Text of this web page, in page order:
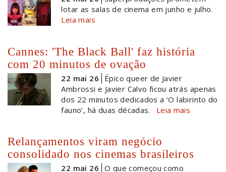
lotar as salas de cinema em junho e julho.
Leia mais
Cannes: 'The Black Ball' faz história
com 20 minutos de ovação
22 mai 26
Épico queer de Javier
Ambrossi e Javier Calvo ficou atrás apenas
dos 22 minutos dedicados a ‘O labirinto do
fauno’, há duas décadas.
Leia mais
Relançamentos viram negócio
consolidado nos cinemas brasileiros
22 mai 26 O que começou como